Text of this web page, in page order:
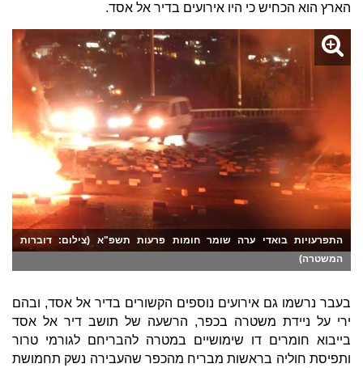
הארץ הוא הכחיש כי היו אירועים בדיר אל אסד.
התפרעויות בואדי ערה שומר חומות פרעות תשפ"א (צילום: דוברות
המשטרה)
בעבר נרשמו גם אירועים נוספים הקשורים בדיר אל אסד, ובהם
ירי על ניידת משטרה בכפר, הרשעה של תושב דיר אל אסד
בייבוא חומרים דו שימושיים במטרה להבריחם לגורמי טרור
ותפיסת חוליה בראשות מבריח מהכפר שהעבירה נשק תחמושת